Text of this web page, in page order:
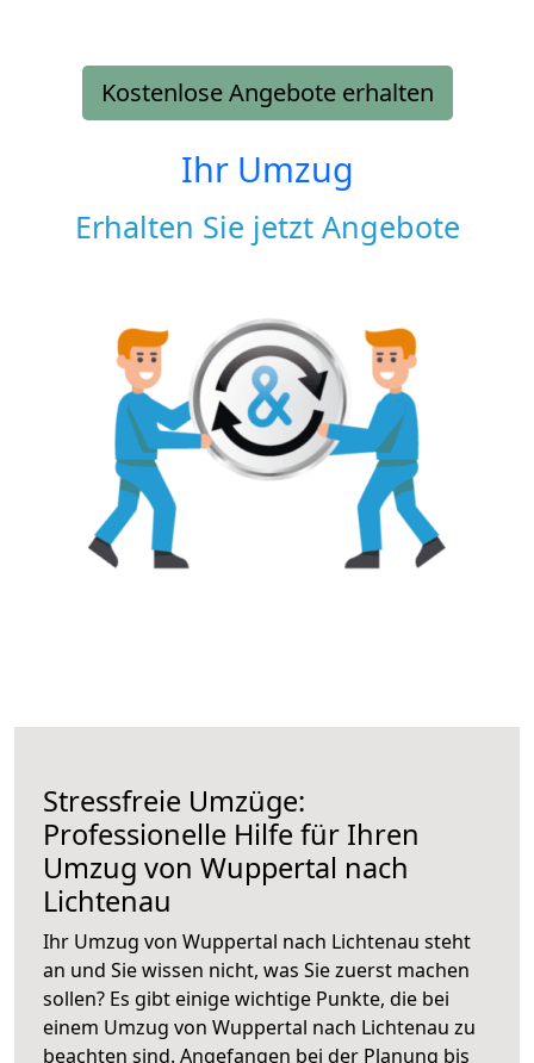
Kostenlose Angebote erhalten
Ihr Umzug
Erhalten Sie jetzt Angebote
Stressfreie Umzüge:
Professionelle Hilfe für Ihren
Umzug von Wuppertal nach
Lichtenau
Ihr Umzug von Wuppertal nach Lichtenau steht
an und Sie wissen nicht, was Sie zuerst machen
sollen? Es gibt einige wichtige Punkte, die bei
einem Umzug von Wuppertal nach Lichtenau zu
beachten sind. Angefangen bei der Planung bis